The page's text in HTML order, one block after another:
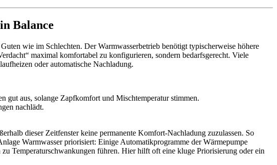
Balance
wie im Schlechten. Der Warmwasserbetrieb benötigt typischerweise höhere
maximal komfortabel zu konfigurieren, sondern bedarfsgerecht. Viele
oder automatische Nachladung.
gut aus, solange Zapfkomfort und Mischtemperatur stimmen.
nachlädt.
dieser Zeitfenster keine permanente Komfort-Nachladung zuzulassen. So
Warmwasser priorisiert: Einige Automatikprogramme der Wärmepumpe
Temperaturschwankungen führen. Hier hilft oft eine kluge Priorisierung oder ein